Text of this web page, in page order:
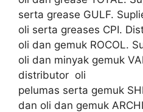
serta grease GULF.
oli serta greases CPI.
oli dan gemuk ROCOL.
oli dan minyak gemuk
distributor oli
pelumas serta gemuk
dan oli dan gemuk